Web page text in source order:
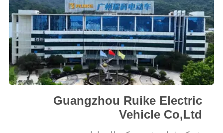
Guangzhou Ruike Electric
Vehicle Co,Ltd